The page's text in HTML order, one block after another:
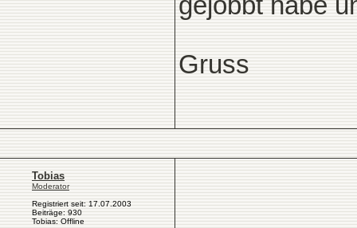
Gruss
Tobias
Moderator
Registriert seit: 17.07.2003
Beiträge: 930
Tobias: Offline